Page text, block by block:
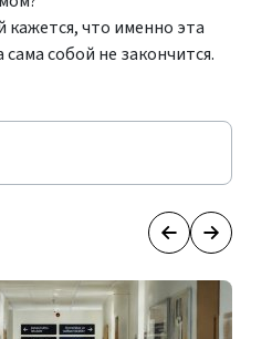
что именно эта
собой не закончится.